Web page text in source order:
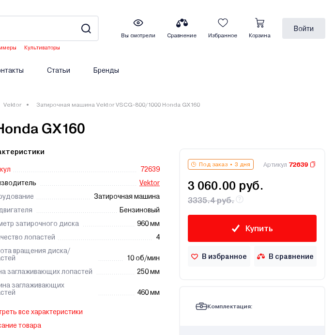
Культиваторы
Вы смотрели Сравнение Избранное Корзина
Войти
Статьи Бренды
Vektor Затирочная машина Vektor VSCG-800/1000 Honda GX160
GX160
72639
Vektor
Затирочная машина
Бензиновый
затирочного диска
960 мм
лопастей
4
вращения диска/
10 об/мин
заглаживающих лопастей
250 мм
заглаживающих
460 мм
все характеристики
товара
Под заказ 3 дня Артикул 72639
3 060.00 руб.
3335.4 руб.
Купить
В избранное В сравнение
Комплектация: